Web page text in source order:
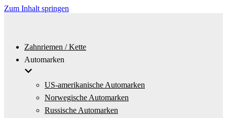
Zum Inhalt springen
Zahnriemen / Kette
Automarken
US-amerikanische Automarken
Norwegische Automarken
Russische Automarken